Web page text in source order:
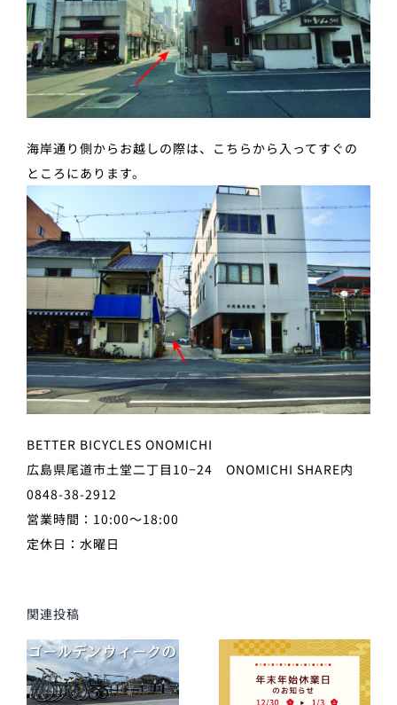
海岸通り側からお越しの際は、こちらから入ってすぐの
ところにあります。
BETTER BICYCLES ONOMICHI
広島県尾道市土堂二丁目10−24 ONOMICHI SHARE内
0848-38-2912
営業時間：10:00〜18:00
定休日：水曜日
関連投稿